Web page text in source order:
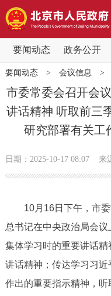
要闻动态 政务公开
要闻动态
党中央精神
北京要闻
政务公开
市领导
政策兑现
决策公开
要闻动态> 会议信息 >
市委常委会召开会
讲话精神 听取前三
研究部署有关工
日期：2025-10-17 08:07 来
10月16日下午，市委
总书记在中央政治局会
集体学习时的重要讲话
讲话精神；传达学习习
作出的重要指示精神，